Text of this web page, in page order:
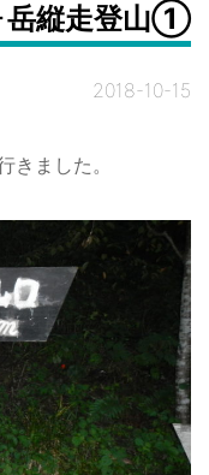
岳縦走登山①
2018-10-15
きました。